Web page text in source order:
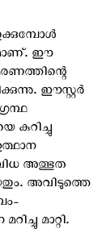
ഈ
ഈസ്റ്റർ
കുറിച്ചു
അത്ഭുത
അവിടുത്തെ
മാറ്റി.